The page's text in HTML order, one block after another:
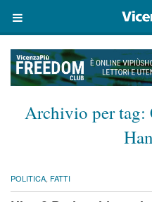
Archivio per tag:
POLITICA, FATTI